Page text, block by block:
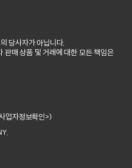
당사자가 아닙니다.
판매 상품 및 거래에 대한 모든 책임은
업자정보확인>)